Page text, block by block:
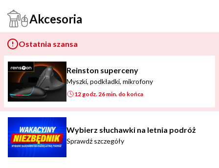
Akcesoria
Wybierz słuchawki na letnia podróż
Sprawdź szczegóły
Ostatnia szansa
Reinston superceny
Myszki, podkładki, mikrofony
12 godz. 26 min. do końca